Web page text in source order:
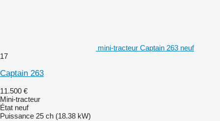
mini-tracteur Captain 263 neuf
17
Captain 263
11.500 €
Mini-tracteur
État neuf
Puissance 25 ch (18.38 kW)